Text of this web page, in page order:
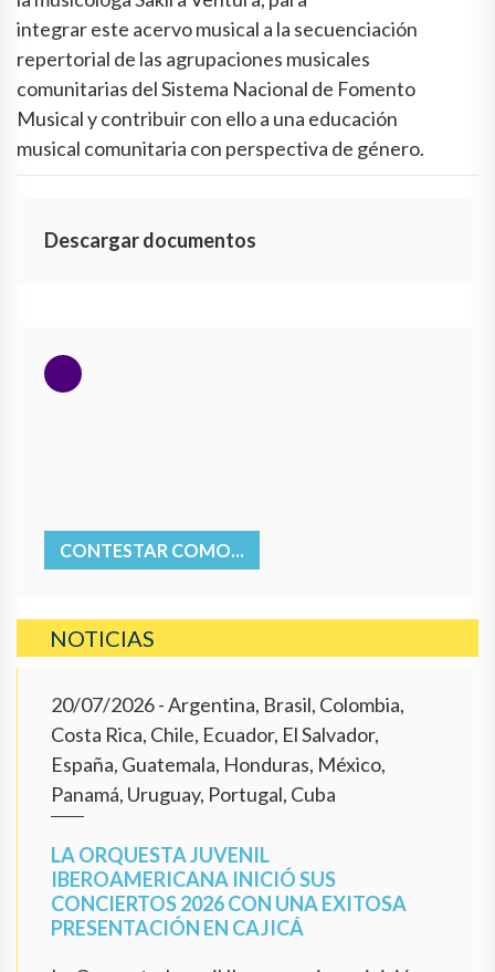
integrar este acervo musical a la secuenciación
repertorial de las agrupaciones musicales
comunitarias del Sistema Nacional de Fomento
Musical y contribuir con ello a una educación
musical comunitaria con perspectiva de género.
Descargar documentos
CONTESTAR COMO...
NOTICIAS
20/07/2026- Argentina, Brasil, Colombia,
Costa Rica, Chile, Ecuador, El Salvador,
España, Guatemala, Honduras, México,
Panamá, Uruguay, Portugal, Cuba
LA ORQUESTA JUVENIL
IBEROAMERICANA INICIÓ SUS
CONCIERTOS 2026 CON UNA EXITOSA
PRESENTACIÓN EN CAJICÁ